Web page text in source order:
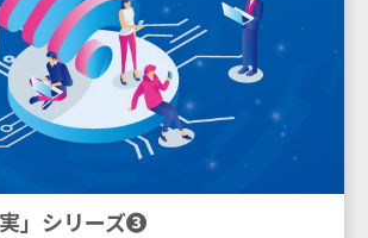
実」シリーズ➌